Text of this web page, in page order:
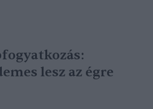
lesz az égre